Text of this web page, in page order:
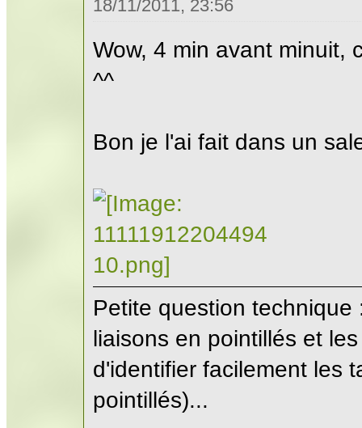
18/11/2011, 23:56
Wow, 4 min avant minuit,
^^
Bon je l'ai fait dans un
Petite question
liaisons en pointillés et
d'identifier facilement les
pointillés)...